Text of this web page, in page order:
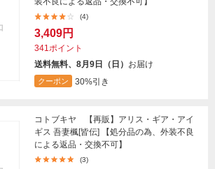
(4)
3,409円
341ポイント
送料無料、8月9日（日） お届け
クーポン 30%引き
コトブキヤ 【再販】アリス・ギア・アイ
ギス 吾妻楓[皆伝] 【処分品の為、外装不良
による返品・交換不可】
(3)